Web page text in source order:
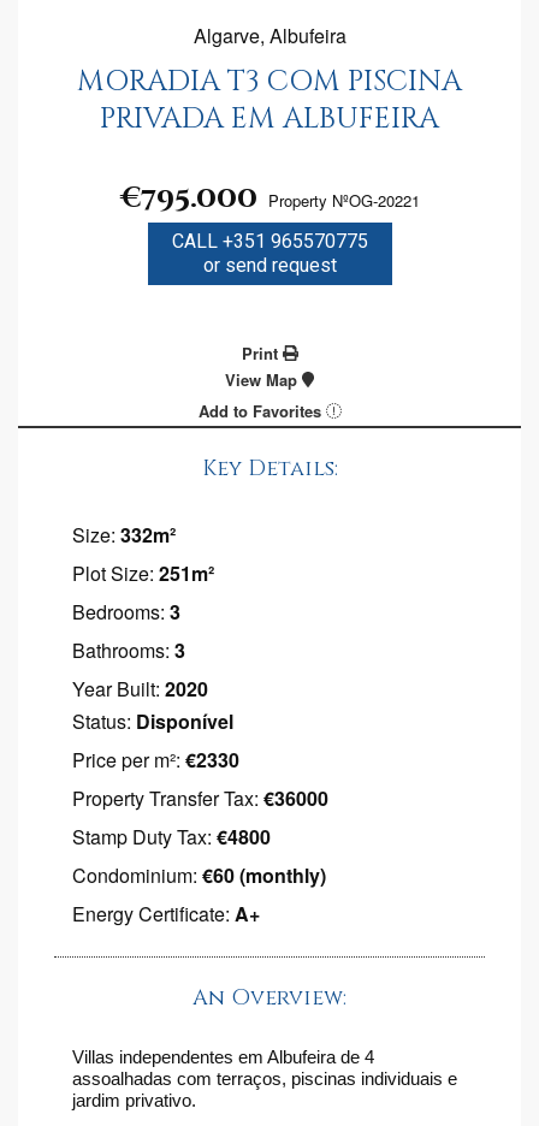
Algarve, Albufeira
MORADIA T3 COM PISCINA
PRIVADA EM ALBUFEIRA
€795.000 Property NºOG-20221
CALL +351 965570775
or send request
Print
View Map
Add to Favorites
Key Details:
Size: 332m²
Plot Size: 251m²
Bedrooms: 3
Bathrooms: 3
Year Built: 2020
Status: Disponível
Price per m²: €2330
Property Transfer Tax: €36000
Stamp Duty Tax: €4800
Condominium: €60 (monthly)
Energy Certificate: A+
An Overview:
Villas independentes em Albufeira de 4
assoalhadas com terraços, piscinas individuais e
jardim privativo.